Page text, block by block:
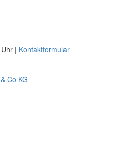
| Kontaktformular
Co KG